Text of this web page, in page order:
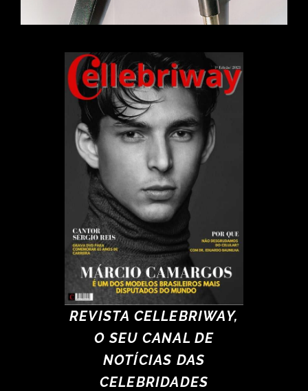
REVISTA CELLEBRIWAY,
O SEU CANAL DE
NOTÍCIAS DAS
CELEBRIDADES